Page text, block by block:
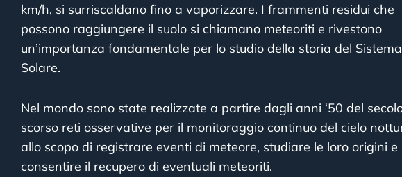
km/h, si surriscaldano fino a vaporizzare. I frammenti residui che
possono raggiungere il suolo si chiamano meteoriti e rivestono
un’importanza fondamentale per lo studio della storia del Sistema
Solare.
Nel mondo sono state realizzate a partire dagli anni ‘50 del
scorso reti osservative per il monitoraggio continuo del cielo
allo scopo di registrare eventi di meteore, studiare le loro origini e
consentire il recupero di eventuali meteoriti.